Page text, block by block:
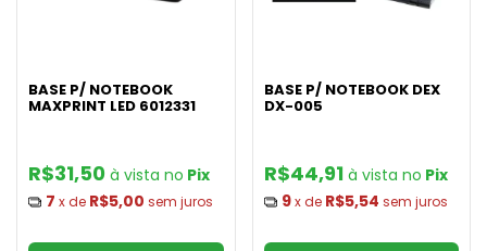
BASE P/ NOTEBOOK
MAXPRINT LED 6012331
R$31,50
Pix
7 x de R$5,00 sem juros
BASE P/ NOTEBOOK DEX
DX-005
R$44,91
Pix
9 x de R$5,54 sem juros